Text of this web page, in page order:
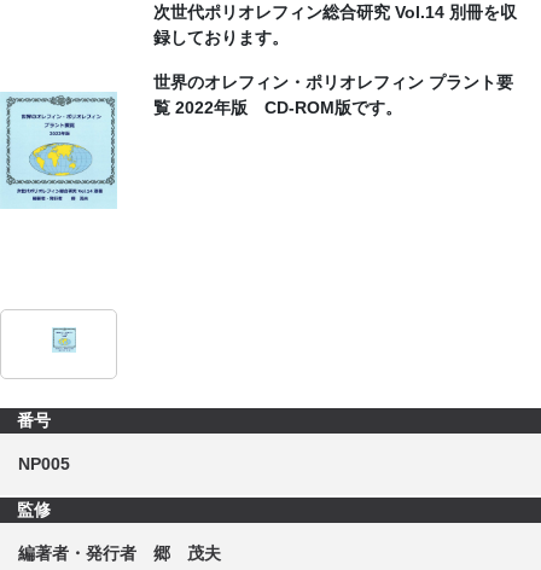
次世代ポリオレフィン総合研究 Vol.14 別冊を収
録しております。
世界のオレフィン・ポリオレフィン プラント要
覧 2022年版 CD-ROM版です。
番号
NP005
監修
編著者・発行者 郷 茂夫